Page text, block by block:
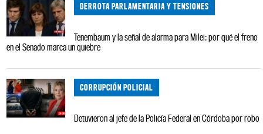
DERROTA PARLAMENTARIA Y TENSIONES
Tenembaum y la señal de alarma para Milei: por qué el freno
en el Senado marca un quiebre
CORRUPCIÓN POLICIAL
Detuvieron al jefe de la Policía Federal en Córdoba por robo